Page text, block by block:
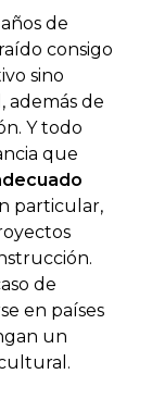
de
consigo
sino
además de
Y todo
que
particular,
de
en países
un